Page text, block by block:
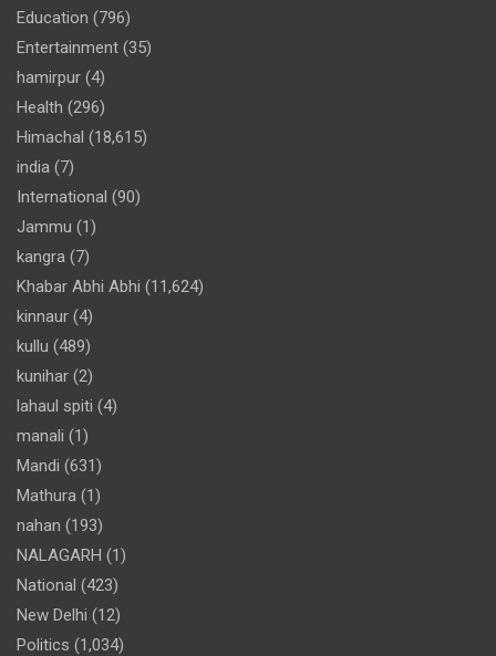
Education (796)
Entertainment (35)
hamirpur (4)
Health (296)
Himachal (18,615)
india (7)
International (90)
Jammu (1)
kangra (7)
Khabar Abhi Abhi (11,624)
kinnaur (4)
kullu (489)
kunihar (2)
lahaul spiti (4)
manali (1)
Mandi (631)
Mathura (1)
nahan (193)
NALAGARH (1)
National (423)
New Delhi (12)
Politics (1,034)